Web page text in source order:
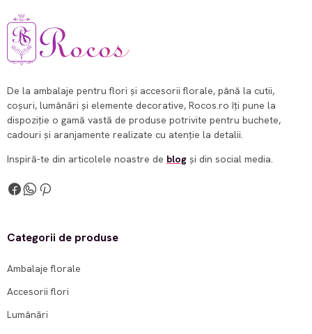
De la ambalaje pentru flori și accesorii florale, până la cutii,
coșuri, lumânări și elemente decorative, Rocos.ro îți pune la
dispoziție o gamă vastă de produse potrivite pentru buchete,
cadouri și aranjamente realizate cu atenție la detalii.
Inspiră-te din articolele noastre de blog și din social media.
Categorii de produse
Ambalaje florale
Accesorii flori
Lumânări